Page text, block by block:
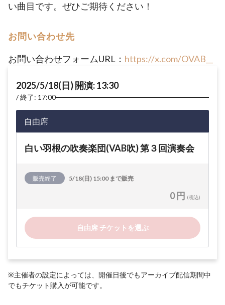
い曲目です。ぜひご期待ください！
お問い合わせ先
お問い合わせフォームURL： https://x.com/OVAB__
2025/5/18(日) 開演: 13:30
終了: 17:00
自由席
白い羽根の吹奏楽団(VAB吹) 第３回演奏会
販売終了 5/18(日) 15:00 まで販売
0 円 (税込)
自由席 チケットを選ぶ
※主催者の設定によっては、開催日後でもアーカイブ配信期間中
でもチケット購入が可能です。